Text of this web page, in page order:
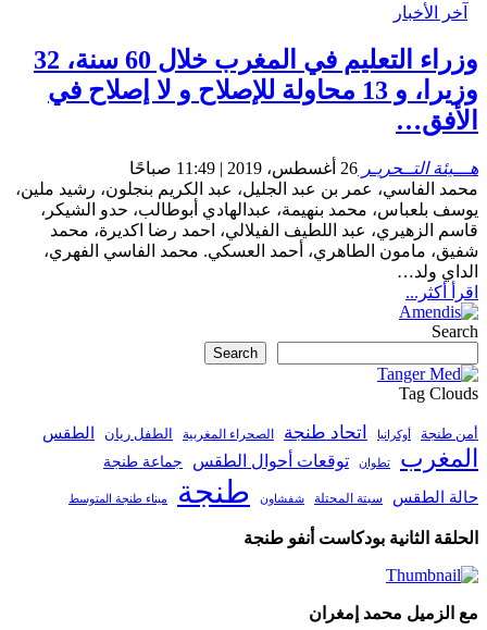
آخر الأخبار
وزراء التعليم في المغرب خلال 60 سنة، 32
وزيرا، و 13 محاولة للإصلاح و لا إصلاح في
الأفق…
هـــيئة التــحريـر 26 أغسطس، 2019 | 11:49 صباحًا
محمد الفاسي، عمر بن عبد الجليل، عبد الكريم بنجلون، رشيد ملين،
يوسف بلعباس، محمد بنهيمة، عبدالهادي أبوطالب، حدو الشيكر،
قاسم الزهيري، عبد اللطيف الفيلالي، احمد رضا اكديرة، محمد
شفيق، مامون الطاهري، أحمد العسكي. محمد الفاسي الفهري،
الداي ولد…
اقرأ أكثر...
Search
Search
Tag Clouds
أمن طنجة أوكرانيا اتحاد طنجة الصحراء المغربية الطفل ريان الطقس
المغرب تطوان توقعات أحوال الطقس جماعة طنجة
حالة الطقس سبتة المحتلة شفشاون طنجة ميناء طنجة المتوسط
الحلقة الثانية بودكاست أنفو طنجة
مع الزميل محمد إمغران